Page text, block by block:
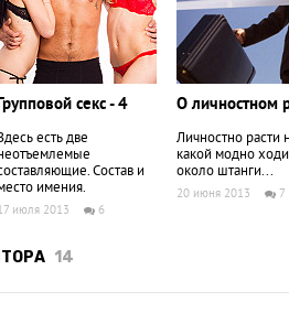
секс - 4
есть две
Состав и
имения.
июля 2013 6
О личностном
Личностно расти
какой модно
около штанги...
20 июня 2013 7
14